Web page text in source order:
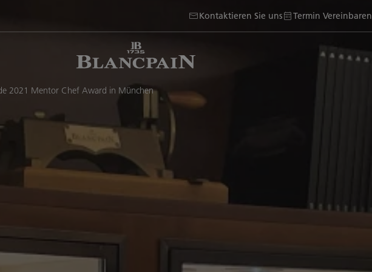
Kontaktieren Sie uns Termin Vereinbaren
2021 Mentor Chef Award in München